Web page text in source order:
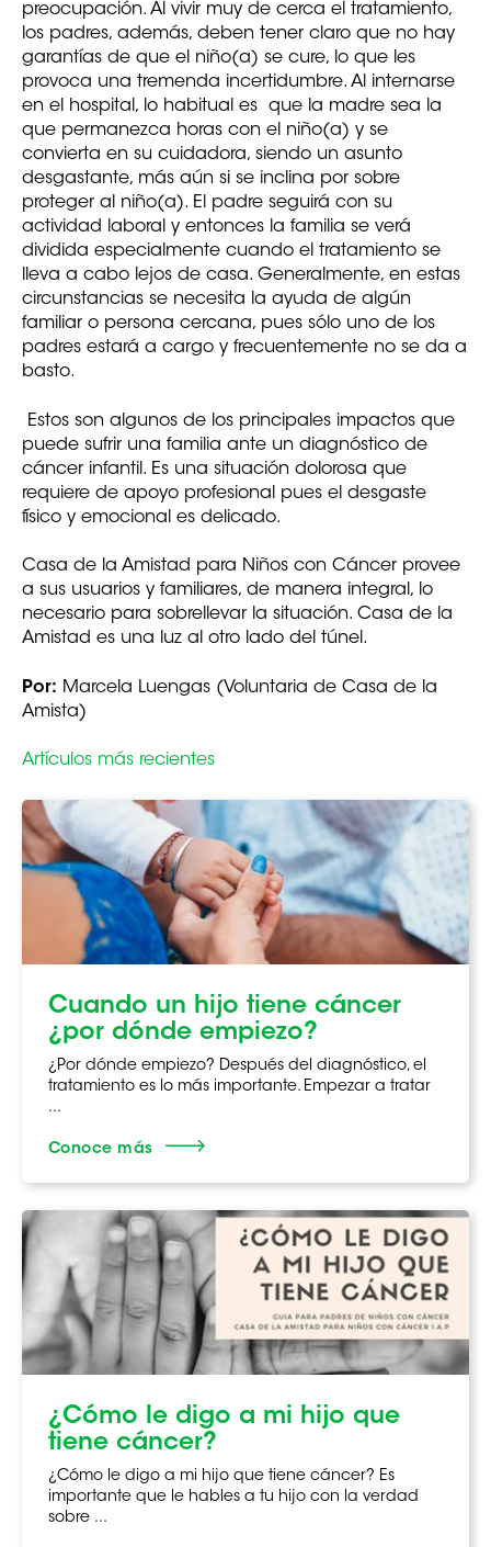
preocupación. Al vivir muy de cerca el tratamiento,
los padres, además, deben tener claro que no hay
garantías de que el niño(a) se cure, lo que les
provoca una tremenda incertidumbre. Al internarse
en el hospital, lo habitual es que la madre sea la
que permanezca horas con el niño(a) y se
convierta en su cuidadora, siendo un asunto
desgastante, más aún si se inclina por sobre
proteger al niño(a). El padre seguirá con su
actividad laboral y entonces la familia se verá
dividida especialmente cuando el tratamiento se
lleva a cabo lejos de casa. Generalmente, en estas
circunstancias se necesita la ayuda de algún
familiar o persona cercana, pues sólo uno de los
padres estará a cargo y frecuentemente no se da a
basto.
Estos son algunos de los principales impactos que
puede sufrir una familia ante un diagnóstico de
cáncer infantil. Es una situación dolorosa que
requiere de apoyo profesional pues el desgaste
físico y emocional es delicado.
Casa de la Amistad para Niños con Cáncer provee
a sus usuarios y familiares, de manera integral, lo
necesario para sobrellevar la situación. Casa de la
Amistad es una luz al otro lado del túnel.
Por: Marcela Luengas (Voluntaria de Casa de la
Amista)
Artículos más recientes
Cuando un hijo tiene cáncer
¿por dónde empiezo?
¿Por dónde empiezo? Después del diagnóstico, el
tratamiento es lo más importante. Empezar a tratar
...
Conoce más
¿Cómo le digo a mi hijo que
tiene cáncer?
¿Cómo le digo a mi hijo que tiene cáncer? Es
importante que le hables a tu hijo con la verdad
sobre ...